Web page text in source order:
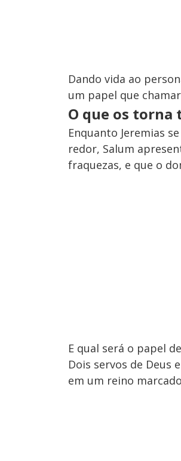
Dando vida ao
um papel que
O que os torna
Enquanto Jeremias
redor, Salum
fraquezas, e que o
E qual será o papel
Dois servos de Deus
em um reino